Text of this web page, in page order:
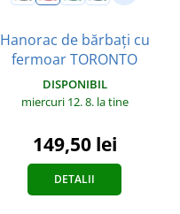
Hanorac de bărbați cu
fermoar TORONTO
DISPONIBIL
miercuri 12. 8. la tine
149,50 lei
DETALII